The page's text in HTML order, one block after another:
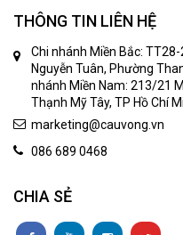
THÔNG TIN LIÊN HỆ
Chi nhánh Miền Bắc:
Nguyễn Tuân, Phường
nhánh Miền Nam: 213/21
Thạnh Mỹ Tây, TP Hồ Chí
marketing@cauvong.vn
086 689 0468
CHIA SẺ